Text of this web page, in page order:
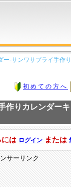
ー-サンワサプライ手作
初めての方へ
作りカレンダー
は ログイン または
サーリンク